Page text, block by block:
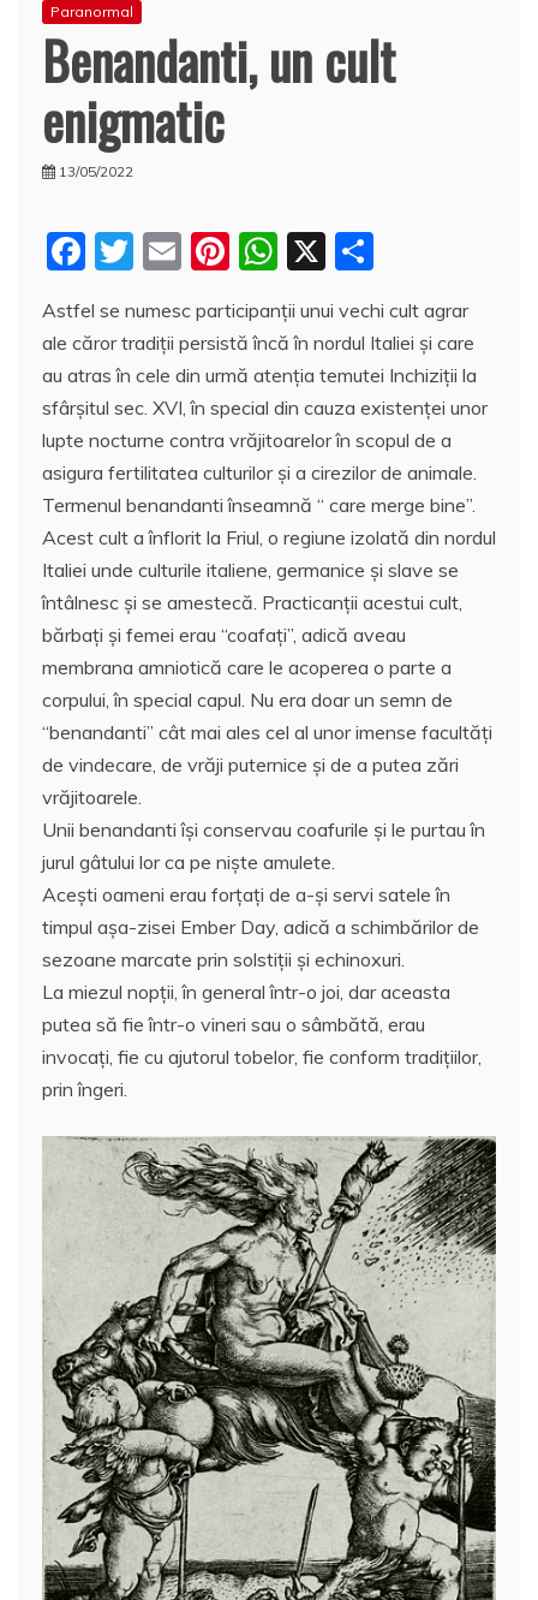
Paranormal
Benandanti, un cult
enigmatic
13/05/2022
F
c
e
b
o
o
k
T
itt
er
E
ai
l
Pi
er
e
st
W
at
s
A
p
p
X
rt
aj
e
a
z
ă
Astfel se numesc participanţii unui vechi cult agrar
ale căror tradiţii persistă încă în nordul Italiei şi care
au atras în cele din urmă atenţia temutei Inchiziţii la
sfârşitul sec. XVI, în special din cauza existenţei unor
lupte nocturne contra vrăjitoarelor în scopul de a
asigura fertilitatea culturilor şi a cirezilor de animale.
Termenul benandanti înseamnă “ care merge bine”.
Acest cult a înflorit la Friul, o regiune izolată din nordul
Italiei unde culturile italiene, germanice şi slave se
întâlnesc şi se amestecă. Practicanţii acestui cult,
bărbaţi şi femei erau “coafaţi”, adică aveau
membrana amniotică care le acoperea o parte a
corpului, în special capul. Nu era doar un semn de
“benandanti” cât mai ales cel al unor imense facultăţi
de vindecare, de vrăji puternice şi de a putea zări
vrăjitoarele.
Unii benandanti îşi conservau coafurile şi le purtau în
jurul gâtului lor ca pe nişte amulete.
Aceşti oameni erau forţaţi de a-şi servi satele în
timpul aşa-zisei Ember Day, adică a schimbărilor de
sezoane marcate prin solstiţii şi echinoxuri.
La miezul nopţii, în general într-o joi, dar aceasta
putea să fie într-o vineri sau o sâmbătă, erau
invocaţi, fie cu ajutorul tobelor, fie conform tradiţiilor,
prin îngeri.